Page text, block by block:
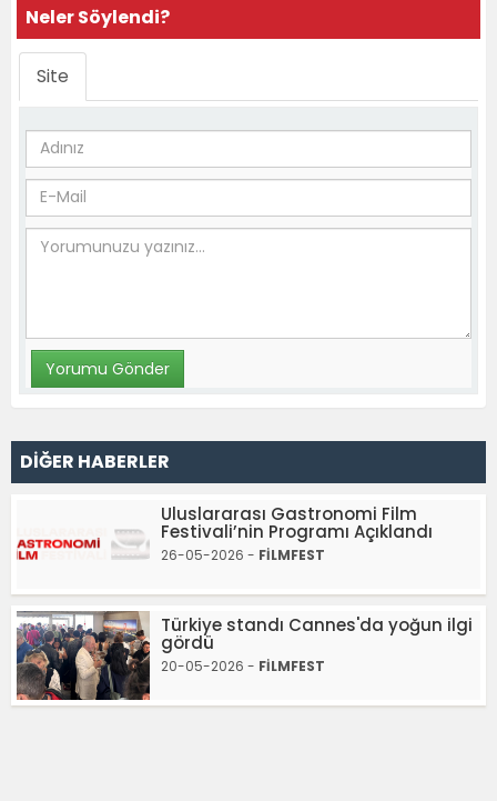
Neler Söylendi?
Site
DİĞER HABERLER
Uluslararası Gastronomi Film
Festivali’nin Programı Açıklandı
26-05-2026 - FİLMFEST
Türkiye standı Cannes'da yoğun ilgi
gördü
20-05-2026 - FİLMFEST